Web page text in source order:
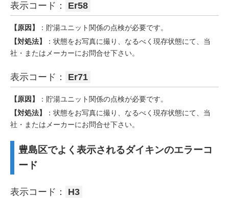
表示コード： Er58
【原因】
：貯湯ユニット関係の点検が必要です。
【対処法】
：状態をお写真に撮り、なるべく現存状態にて、当
社・またはメーカーにお問合せ下さい。
表示コード： Er71
【原因】
：貯湯ユニット関係の点検が必要です。
【対処法】
：状態をお写真に撮り、なるべく現存状態にて、当
社・またはメーカーにお問合せ下さい。
豊島区でよく表示されるダイキンのエラーコ
ード
表示コード： H3